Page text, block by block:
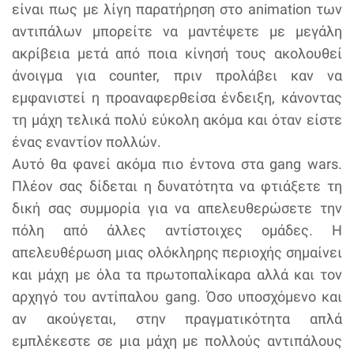
είναι πως με λίγη παρατήρηση στο animation των
αντιπάλων μπορείτε να μαντέψετε με μεγάλη
ακρίβεια μετά από ποια κίνησή τους ακολουθεί
άνοιγμα για counter, πριν προλάβει καν να
εμφανιστεί η προαναφερθείσα ένδειξη, κάνοντας
τη μάχη τελικά πολύ εύκολη ακόμα και όταν είστε
ένας εναντίον πολλών.
Αυτό θα φανεί ακόμα πιο έντονα στα gang wars.
Πλέον σας δίδεται η δυνατότητα να φτιάξετε τη
δική σας συμμορία για να απελευθερώσετε την
πόλη από άλλες αντίστοιχες ομάδες. Η
απελευθέρωση μιας ολόκληρης περιοχής σημαίνει
και μάχη με όλα τα πρωτοπαλίκαρα αλλά και τον
αρχηγό του αντίπαλου gang. Όσο υποσχόμενο και
αν ακούγεται, στην πραγματικότητα απλά
εμπλέκεστε σε μια μάχη με πολλούς αντιπάλους